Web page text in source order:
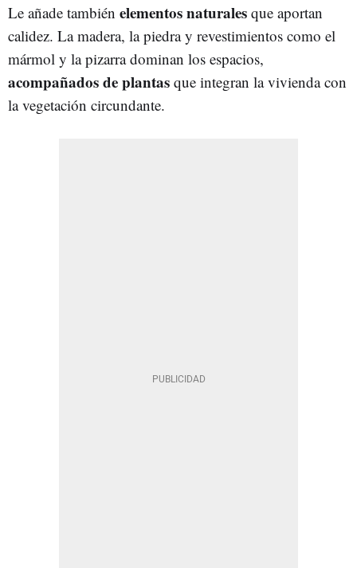
Le añade también elementos naturales que aportan
calidez. La madera, la piedra y revestimientos como el
mármol y la pizarra dominan los espacios,
acompañados de plantas que integran la vivienda con
la vegetación circundante.